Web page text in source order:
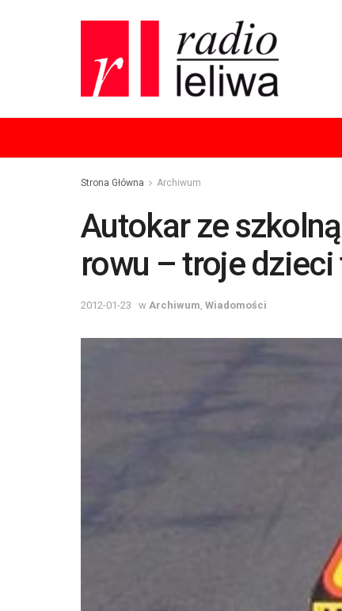
Strona Główna Archiwum
Autokar ze
rowu – troje
2012-01-23 w Archiwum Wiadomości